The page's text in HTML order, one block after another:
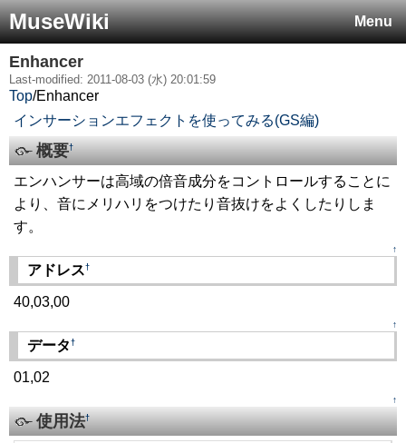
Menu
MuseWiki
Enhancer
Last-modified: 2011-08-03 (水) 20:01:59
Top/Enhancer
インサーションエフェクトを使ってみる(GS編)
概要†
エンハンサーは高域の倍音成分をコントロールすることに
より、音にメリハリをつけたり音抜けをよくしたりしま
す。
↑
アドレス†
40,03,00
↑
データ †
01,02
↑
使用法†